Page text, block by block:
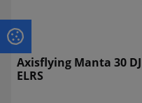
Axisflying Manta 30
ELRS